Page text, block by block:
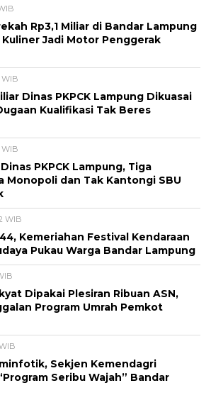
Rp3,1 Miliar di Bandar Lampung
Kuliner Jadi Motor Penggerak
WIB
Dinas PKPCK Lampung Dikuasai
Kualifikasi Tak Beres
WIB
PKPCK Lampung, Tiga
Monopoli dan Tak Kantongi SBU
WIB
Kemeriahan Festival Kendaraan
Pukau Warga Bandar Lampung
Dipakai Plesiran Ribuan ASN,
Program Umrah Pemkot
Sekjen Kemendagri
Seribu Wajah” Bandar